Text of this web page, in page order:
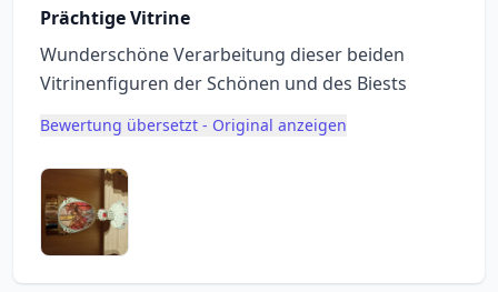
Prächtige Vitrine
Wunderschöne Verarbeitung dieser beiden
Vitrinenfiguren der Schönen und des Biests
Bewertung übersetzt - Original anzeigen